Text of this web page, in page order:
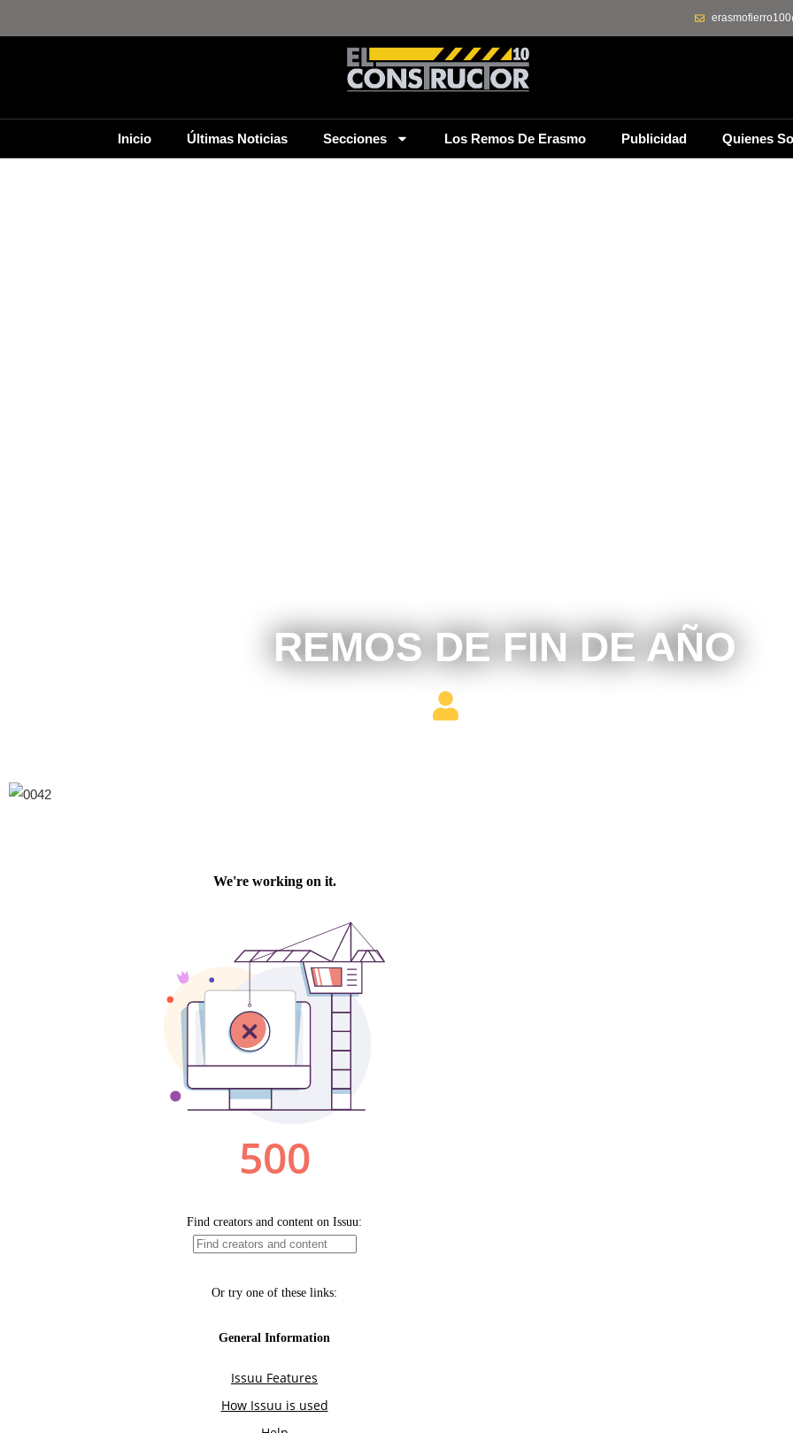
Inicio Últimas Noticias Secciones Los Remos De Erasmo Publicidad Quienes
REMOS DE FIN DE AÑO